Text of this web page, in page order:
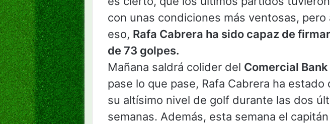
con unas condiciones más ventosas, pero
eso, Rafa Cabrera ha sido capaz de
de 73 golpes.
Mañana saldrá colider del Comercial Bank
pase lo que pase, Rafa Cabrera ha
su altísimo nivel de golf durante las dos
semanas. Además, esta semana el